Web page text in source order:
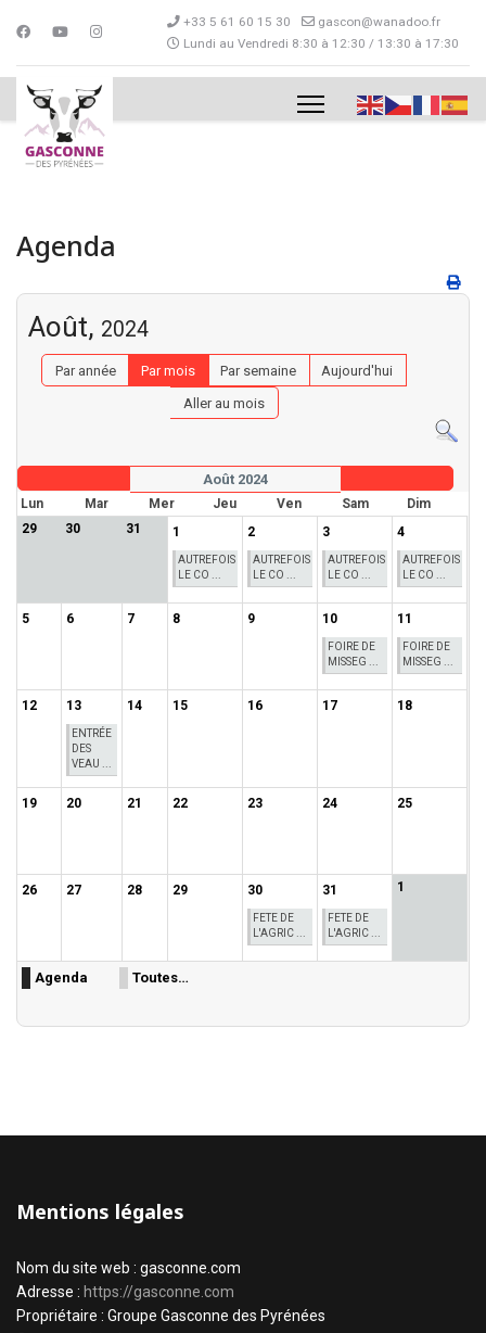
+33 5 61 60 15 30
gascon@wanadoo.fr
Lundi au Vendredi 8:30 à 12:30 / 13:30 à 17:30
Agenda
Août, 2024
Par année Par mois Par semaine
Aujourd'hui
Aller au mois
Août 2024
Lun Mar Mer Jeu Ven Sam
Dim
29
30 31 1
AUTREFOIS
LE CO ...
2
AUTREFOIS
LE CO ...
3
AUTREFOIS
LE CO ...
4
AUTREFOIS
LE CO ...
5 6 7 8 9 10
FOIRE DE
MISSEG ...
11
FOIRE DE
MISSEG ...
12 13
ENTRÉE
DES
VEAU ...
14 15 16 17 18
19 20 21 22 23 24 25
26 27 28 29 30
FETE DE
L'AGRIC ...
31
FETE DE
L'AGRIC ...
1
Agenda Toutes…
Mentions légales
Nom du site web : gasconne.com
Adresse : https://gasconne.com
Propriétaire : Groupe Gasconne des Pyrénées